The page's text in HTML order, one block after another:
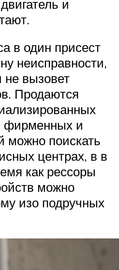
и
в один присест
неисправности,
не вызовет
Продаются
фирменных и
можно поискать
центрах, в в
как рессоры
можно
изо подручных